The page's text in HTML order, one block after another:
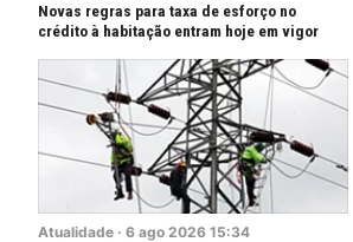
Novas regras para taxa de esforço no
crédito à habitação entram hoje em vigor
Atualidade · 6 ago 2026 15:34